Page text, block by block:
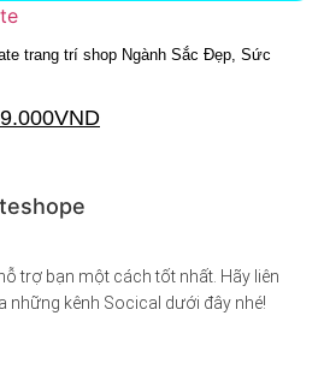
trang trí shop Ngành Sắc Đẹp, Sức
VND
trợ bạn một cách tốt nhất. Hãy liên
những kênh Socical dưới đây nhé!